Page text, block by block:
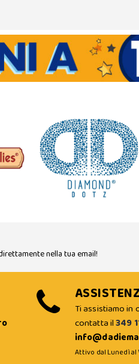
nella tua email!
Ti assistiamo in
contatta il349
Attivo dal Lunedì al